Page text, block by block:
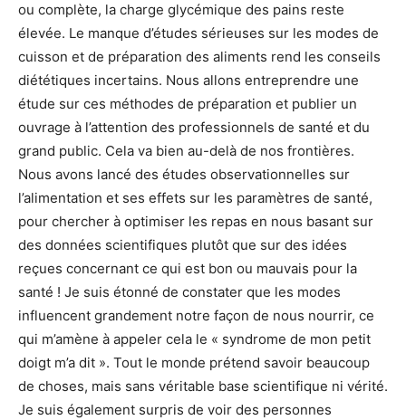
ou complète, la charge glycémique des pains reste
élevée. Le manque d’études sérieuses sur les modes de
cuisson et de préparation des aliments rend les conseils
diététiques incertains. Nous allons entreprendre une
étude sur ces méthodes de préparation et publier un
ouvrage à l’attention des professionnels de santé et du
grand public. Cela va bien au-delà de nos frontières.
Nous avons lancé des études observationnelles sur
l’alimentation et ses effets sur les paramètres de santé,
pour chercher à optimiser les repas en nous basant sur
des données scientifiques plutôt que sur des idées
reçues concernant ce qui est bon ou mauvais pour la
santé ! Je suis étonné de constater que les modes
influencent grandement notre façon de nous nourrir, ce
qui m’amène à appeler cela le « syndrome de mon petit
doigt m’a dit ». Tout le monde prétend savoir beaucoup
de choses, mais sans véritable base scientifique ni vérité.
Je suis également surpris de voir des personnes